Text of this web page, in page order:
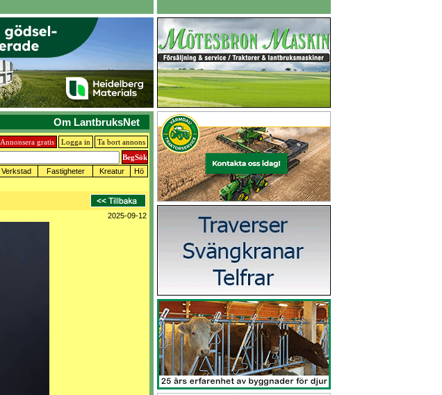
Om LantbruksNet
Annonsera gratis Logga in Ta bort annons
Verkstad Fastigheter Kreatur Hö
2025-09-12